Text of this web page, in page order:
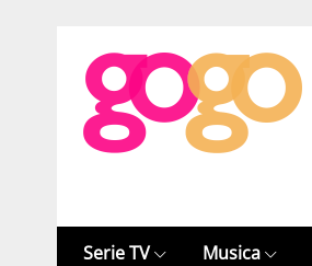
Serie TV Musica